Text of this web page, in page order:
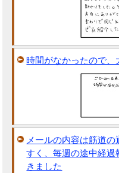
時間がなかったので、
メールの内容は筋道
すく、毎週の途中経
きました